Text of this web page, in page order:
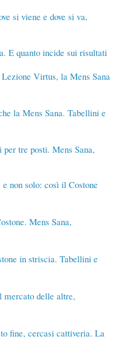
si viene e dove si va,
E quanto incide sui risultati
Virtus, la Mens Sana
la Mens Sana. Tabellini e
tre posti. Mens Sana,
non solo: così il Costone
Mens Sana,
in striscia. Tabellini e
mercato delle altre,
fine, cercasi cattiveria. La